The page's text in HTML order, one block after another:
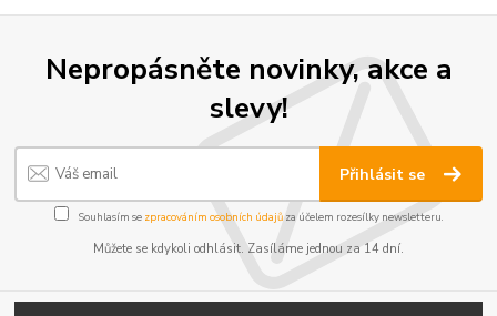
Nepropásněte novinky, akce a
slevy!
Přihlásit se
Souhlasím se zpracováním osobních údajůza účelem rozesílky newsletteru.
Můžete se kdykoli odhlásit. Zasíláme jednou za 14 dní.